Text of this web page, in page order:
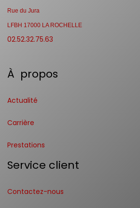
Rue du Jura
LFBH 17000 LA ROCHELLE
02.52.32.75.63
À propos
Actualité
Carrière
Prestations
Service client
Contactez-nous